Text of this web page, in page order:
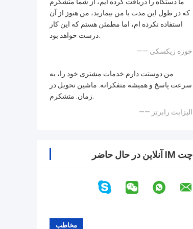
ما دستگاه را دریافت کرده ایم، از شما متشکرم
که در طول این مدت با من بیمارید، من هنوز از آن
استفاده نکرده ام، اما مطمئن هستم که این کار
درست خواهد بود.
—— خوزه زیکسکی
من دوستت دارم خدمات مشتری خود را، به
سرعت پاسخ و همیشه متفکرانه. ماشین تحویل در
زمان. متشکرم.
—— الیزابث رابرتز
چت IM آنلاین در حال حاضر